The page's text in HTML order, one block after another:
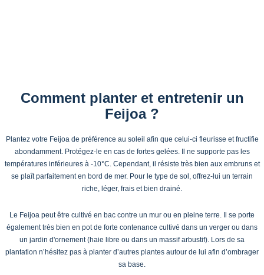
Comment planter et entretenir un
Feijoa ?
Plantez votre Feijoa de préférence au soleil afin que celui-ci fleurisse et fructifie
abondamment. Protégez-le en cas de fortes gelées. Il ne supporte pas les
températures inférieures à -10°C. Cependant, il résiste très bien aux embruns et
se plaît parfaitement en bord de mer. Pour le type de sol, offrez-lui un terrain
riche, léger, frais et bien drainé.
Le Feijoa peut être cultivé en bac contre un mur ou en pleine terre. Il se porte
également très bien en pot de forte contenance cultivé dans un verger ou dans
un jardin d'ornement (haie libre ou dans un massif arbustif). Lors de sa
plantation n’hésitez pas à planter d’autres plantes autour de lui afin d’ombrager
sa base.